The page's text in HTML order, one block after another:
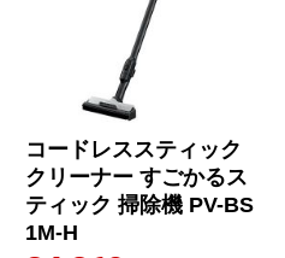
コードレススティック
クリーナー すごかるス
ティック 掃除機 PV-BS
1M-H